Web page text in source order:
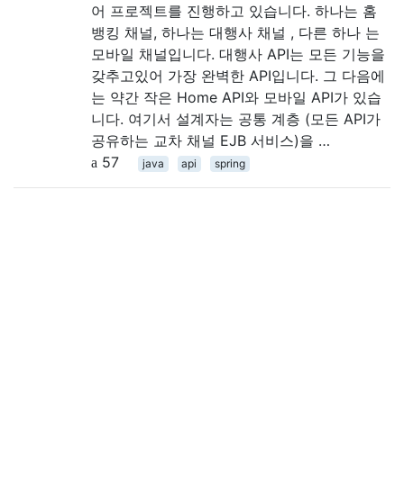
어 프로젝트를 진행하고 있습니다. 하나는 홈
뱅킹 채널, 하나는 대행사 채널 , 다른 하나 는
모바일 채널입니다. 대행사 API는 모든 기능을
갖추고있어 가장 완벽한 API입니다. 그 다음에
는 약간 작은 Home API와 모바일 API가 있습
니다. 여기서 설계자는 공통 계층 (모든 API가
공유하는 교차 채널 EJB 서비스)을 …
57
java api spring